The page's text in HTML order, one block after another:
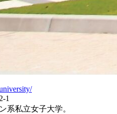
1
系私立女子大学。